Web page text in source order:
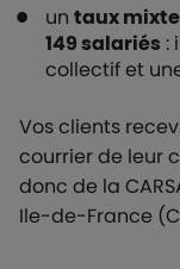
un taux
149 salariés :
collectif et
Vos clients
courrier de leur
donc de la
Ile-de-France